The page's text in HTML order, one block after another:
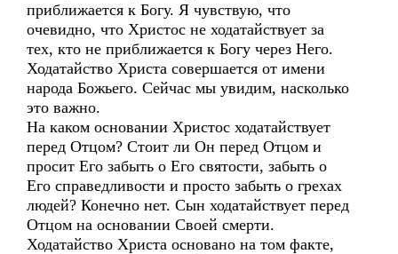
приближается к Богу. Я чувствую, что
очевидно, что Христос не ходатайствует за
тех, кто не приближается к Богу через Него.
Ходатайство Христа совершается от имени
народа Божьего. Сейчас мы увидим, насколько
это важно.
На каком основании Христос ходатайствует
перед Отцом? Стоит ли Он перед Отцом и
просит Его забыть о Его святости, забыть о
Его справедливости и просто забыть о грехах
людей? Конечно нет. Сын ходатайствует перед
Отцом на основании Своей смерти.
Ходатайство Христа основано на том факте,